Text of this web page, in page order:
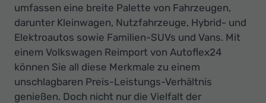
umfassen eine breite Palette von Fahrzeugen,
darunter Kleinwagen, Nutzfahrzeuge, Hybrid- und
Elektroautos sowie Familien-SUVs und Vans. Mit
einem Volkswagen Reimport von Autoflex24
können Sie all diese Merkmale zu einem
unschlagbaren Preis-Leistungs-Verhältnis
genießen. Doch nicht nur die Vielfalt der